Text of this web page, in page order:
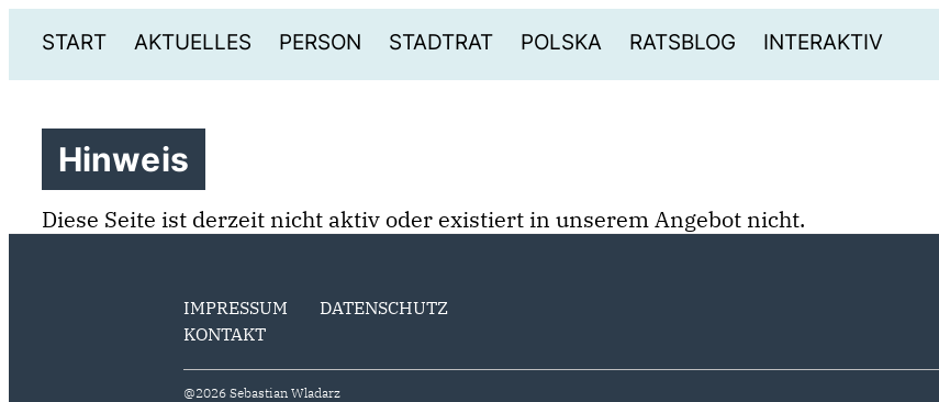
START AKTUELLES PERSON STADTRAT POLSKA RATSBLOG INTERAKTIV
Hinweis
Diese Seite ist derzeit nicht aktiv oder existiert in unserem Angebot nicht.
IMPRESSUM
DATENSCHUTZ
KONTAKT
@2026 Sebastian Wladarz